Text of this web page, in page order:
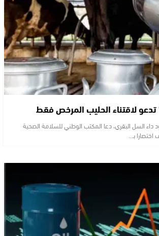
لاقتناء الحليب المرخص فقط
السل البقري، دعا المكتب الوطني للسلامة الصحية
بـ…